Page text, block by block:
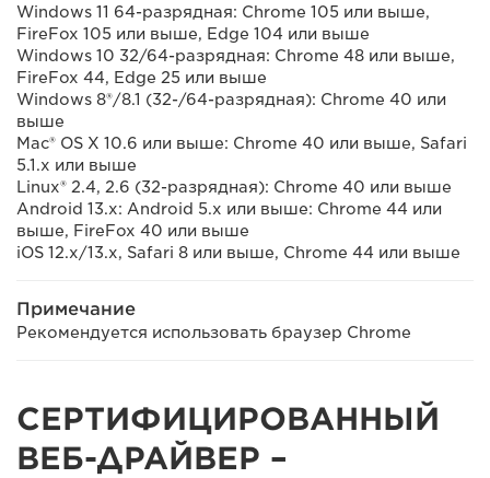
Windows 11 64-разрядная: Chrome 105 или выше,
FireFox 105 или выше, Edge 104 или выше
Windows 10 32/64-разрядная: Chrome 48 или выше,
FireFox 44, Edge 25 или выше
Windows 8®/8.1 (32-/64-разрядная): Chrome 40 или
выше
Mac® OS X 10.6 или выше: Chrome 40 или выше, Safari
5.1.x или выше
Linux® 2.4, 2.6 (32-разрядная): Chrome 40 или выше
Android 13.x: Android 5.x или выше: Chrome 44 или
выше, FireFox 40 или выше
iOS 12.x/13.x, Safari 8 или выше, Chrome 44 или выше
Примечание
Рекомендуется использовать браузер Chrome
СЕРТИФИЦИРОВАННЫЙ
ВЕБ-ДРАЙВЕР –